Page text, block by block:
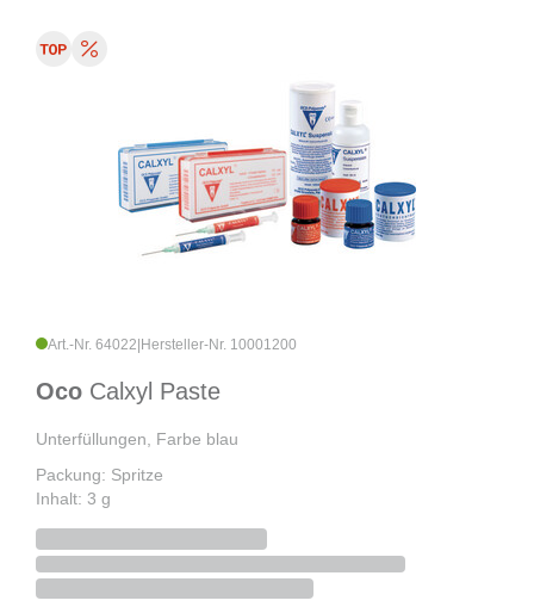
Art.-Nr. 64022 Hersteller-Nr. 10001200
Oco Calxyl Paste
Unterfüllungen, Farbe blau
Packung: Spritze
Inhalt: 3 g